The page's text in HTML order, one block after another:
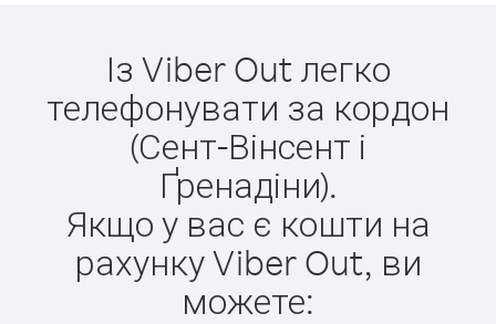
Із Viber Out легко
телефонувати за кордон
(Сент-Вінсент і
Ґренадіни).
Якщо у вас є кошти на
рахунку Viber Out, ви
можете: